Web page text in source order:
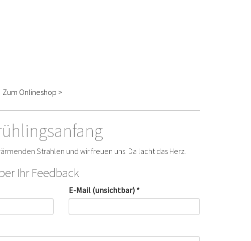
Zum Onlineshop >
Strahlen und wir freuen uns. Da lacht das Herz.
Ihr Feedback
E-Mail (unsichtbar) *